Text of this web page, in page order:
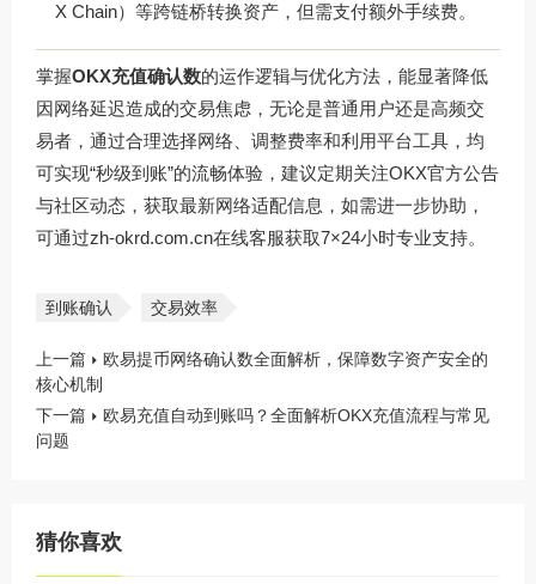
X Chain）等跨链桥转换资产，但需支付额外手续费。
掌握OKX充值确认数的运作逻辑与优化方法，能显著降低
因网络延迟造成的交易焦虑，无论是普通用户还是高频交
易者，通过合理选择网络、调整费率和利用平台工具，均
可实现“秒级到账”的流畅体验，建议定期关注OKX官方公告
与社区动态，获取最新网络适配信息，如需进一步协助，
可通过zh-okrd.com.cn在线客服获取7×24小时专业支持。
到账确认 交易效率
上一篇
欧易提币网络确认数全面解析，保障数字资产安全的
核心机制
下一篇
欧易充值自动到账吗？全面解析OKX充值流程与常见
问题
猜你喜欢